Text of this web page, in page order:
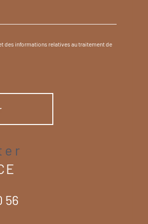
des informations relatives au traitement de
56